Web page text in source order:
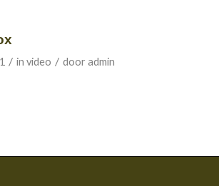
/ in video / door admin